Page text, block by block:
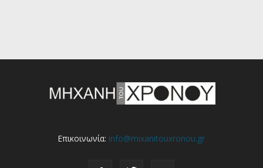
Επικοινωνία: info@mixanitouxronou.gr